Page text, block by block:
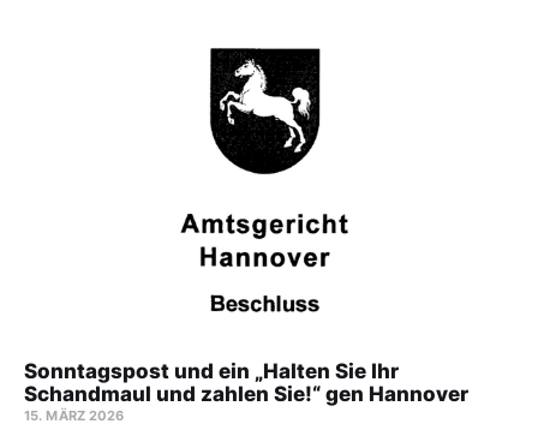
Sonntagspost und ein „Halten Sie Ihr
Schandmaul und zahlen Sie!“ gen Hannover
15. MÄRZ 2026